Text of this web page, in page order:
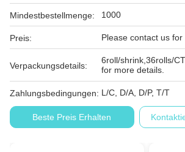
Mindestbestellmenge: 1000
Preis: Please contact us for
Verpackungsdetails:
6roll/shrink,36rolls/
for more details.
Zahlungsbedingungen: L/C, D/A, D/P, T/T
Beste Preis Erhalten